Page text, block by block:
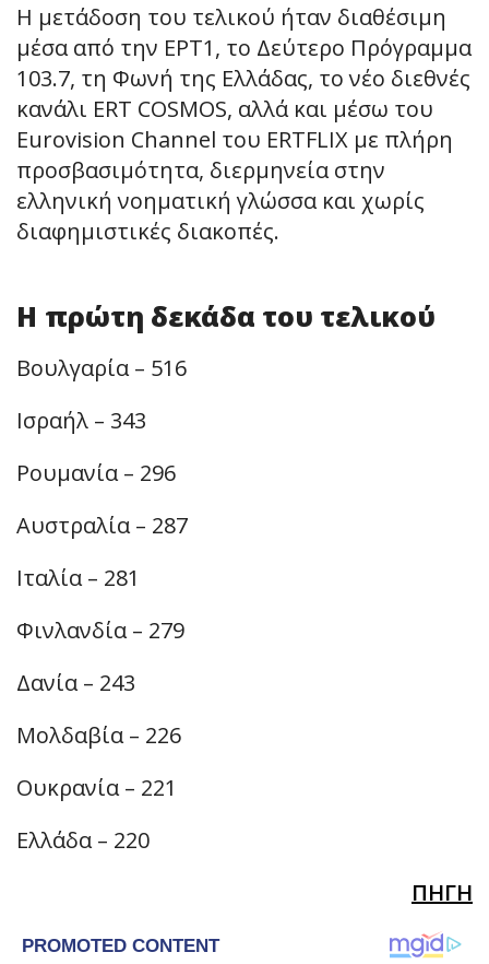
Η μετάδοση του τελικού ήταν διαθέσιμη
μέσα από την ΕΡΤ1, το Δεύτερο Πρόγραμμα
103.7, τη Φωνή της Ελλάδας, το νέο διεθνές
κανάλι ERT COSMOS, αλλά και μέσω του
Eurovision Channel του ERTFLIX με πλήρη
προσβασιμότητα, διερμηνεία στην
ελληνική νοηματική γλώσσα και χωρίς
διαφημιστικές διακοπές.
Η πρώτη δεκάδα του τελικού
Βουλγαρία – 516
Ισραήλ – 343
Ρουμανία – 296
Αυστραλία – 287
Ιταλία – 281
Φινλανδία – 279
Δανία – 243
Μολδαβία – 226
Ουκρανία – 221
Ελλάδα – 220
ΠΗΓΗ